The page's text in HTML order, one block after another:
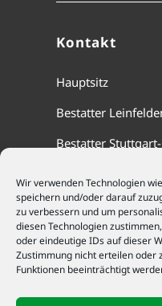
Wir verwenden Technologien
speichern und/oder darauf
zu verbessern und um
diesen Technologien
oder eindeutige IDs auf dieser
Zustimmung nicht erteilen oder
Funktionen beeinträchtigt
Kontakt
Hauptsitz
Bestatter
Bestatter
Cookie-Richtlinie
Datenschutz
Impressum